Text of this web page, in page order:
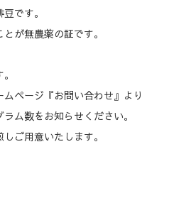
です。
が無農薬の証です。
ページ『お問い合わせ』より
ム数をお知らせください。
ご用意いたします。